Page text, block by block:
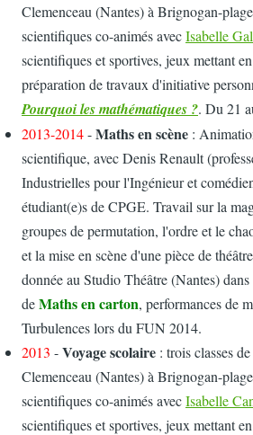
Clemenceau (Nantes) à Brignogan-
scientifiques co-animés avecIsabelle
scientifiques et sportives, jeux mettant
préparation de travaux d'initiative
Pourquoi les mathématiques ?. Du 21
2013-2014-Maths en scène :
scientifique, avec Denis Renault
Industrielles pour l'Ingénieur et
étudiant(e)s de CPGE. Travail sur la
groupes de permutation, l'ordre et le
et la mise en scène d'une pièce de théâtre
donnée au Studio Théâtre (Nantes)
deMaths en carton, performances de
Turbulences lors du FUN 2014.
2013 -Voyage scolaire : trois classes de
Clemenceau (Nantes) à Brignogan-
scientifiques co-animés avecIsabelle
scientifiques et sportives, jeux mettant